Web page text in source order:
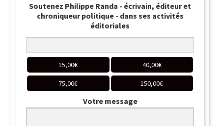
Soutenez Philippe Randa - écrivain, éditeur et
chroniqueur politique - dans ses activités
éditoriales
15,00€ 40,00€
75,00€ 150,00€
Votre message